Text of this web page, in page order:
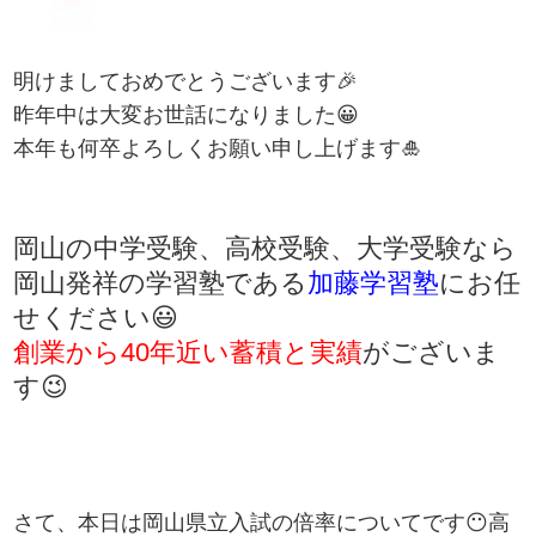
明けましておめでとうございます🎉
昨年中は大変お世話になりました😀
本年も何卒よろしくお願い申し上げます🎍
岡山の中学受験、高校受験、大学受験なら
岡山発祥の学習塾である 加藤学習塾にお任
せください😃
創業から40年近い蓄積と実績がございま
す😉
さて、本日は岡山県立入試の倍率についてです😶高